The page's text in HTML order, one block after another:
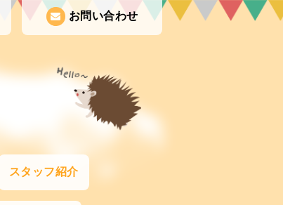
お問い合わせ
スタッフ紹介